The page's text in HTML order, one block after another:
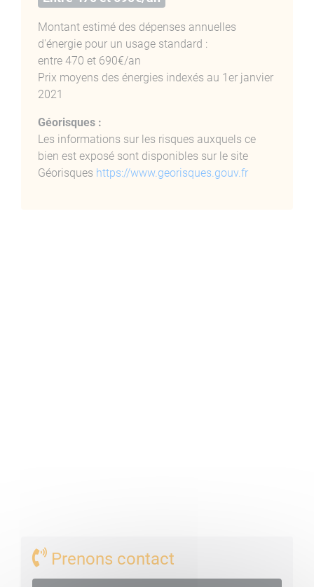
ORDURES MENAGERES : 44€/An-
DEPOT DE GARANTIE : 1240€
HONORAIRES : 341€ (Dont 93 euros frais d’état des
lieux inclus) -
GES : A
Montant estimé des dépenses annuelles
d'énergie pour un usage standard :
entre 470 et 690€/an
Prix moyens des énergies indexés au 1er janvier
2021
Géorisques :
Les informations sur les risques auxquels ce
bien est exposé sont disponibles sur le site
Géorisques https://www.georisques.gouv.fr
Prenons contact